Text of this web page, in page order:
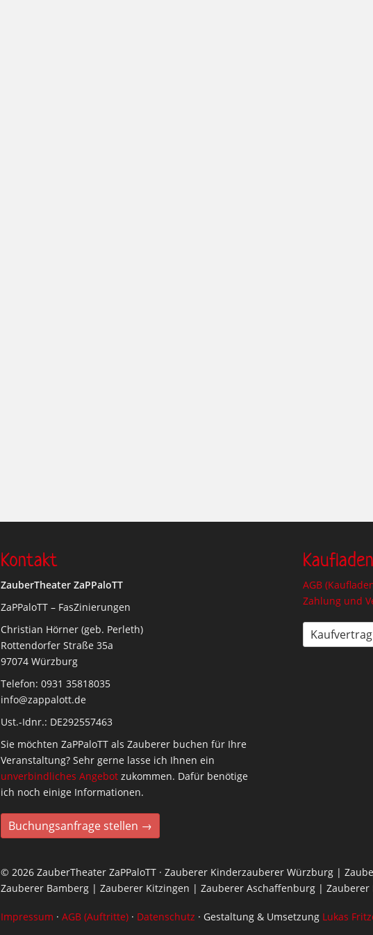
Kontakt
ZauberTheater ZaPPaloTT
ZaPPaloTT – FasZinierungen
Christian Hörner (geb. Perleth)
Rottendorfer Straße 35a
97074 Würzburg
Telefon: 0931 35818035
info@zappalott.de
Ust.-Idnr.: DE292557463
Sie möchten ZaPPaloTT als Zauberer buchen für Ihre
Veranstaltung? Sehr gerne lasse ich Ihnen ein
unverbindliches Angebot zukommen. Dafür benötige
ich noch einige Informationen.
Buchungsanfrage stellen →
Kaufladen
AGB
Zahlung und
© 2026 ZauberTheater ZaPPaloTT · Zauberer Kinderzauberer Würzburg |
Zauberer Bamberg | Zauberer Kitzingen | Zauberer Aschaffenburg |
Impressum · AGB (Auftritte) · Datenschutz · Gestaltung & Umsetzung Lukas